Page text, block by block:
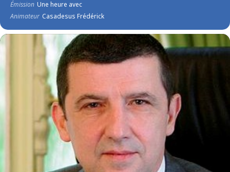
Émission Une heure avec
Animateur Casadesus Frédérick